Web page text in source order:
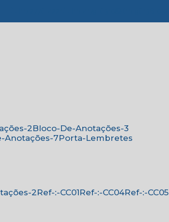
2
Bloco-De-Anotações-3
Anotações-7
Porta-Lembretes
2 Ref-:-CC01 Ref-:-CC04
Ref-:-CC05